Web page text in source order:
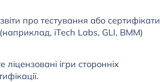
про тестування або сертифікати
(наприклад, iTech Labs, GLI, BMM)
ігри сторонніх